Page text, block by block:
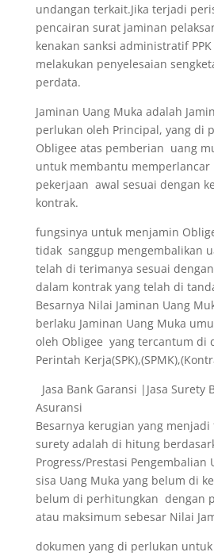
undangan terkait.Jika terjadi
pencairan surat jaminan
kenakan sanksi administratif
melakukan penyelesaian
perdata.
Jaminan Uang Muka adalah
perlukan oleh Principal, yang di
Obligee atas pemberian uang
untuk membantu memperlancar
pekerjaan awal sesuai dengan
kontrak.
fungsinya untuk menjamin
tidak sanggup mengembalikan
telah di terimanya sesuai
dalam kontrak yang telah di
Besarnya Nilai Jaminan Uang
berlaku Jaminan Uang Muka
oleh Obligee yang tercantum di
Perintah
Jasa Bank Garansi |Jasa Surety
Asuransi
Besarnya kerugian yang
surety adalah di hitung
Progress/Prestasi Pengembalian
sisa Uang Muka yang belum di
belum di perhitungkan dengan
atau maksimum sebesar Nilai
dokumen yang di perlukan